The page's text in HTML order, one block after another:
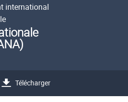
international
Télécharger